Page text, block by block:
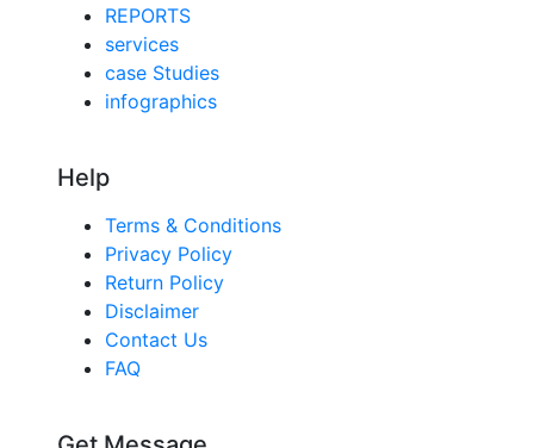
REPORTS
services
case Studies
infographics
Help
Terms & Conditions
Privacy Policy
Return Policy
Disclaimer
Contact Us
FAQ